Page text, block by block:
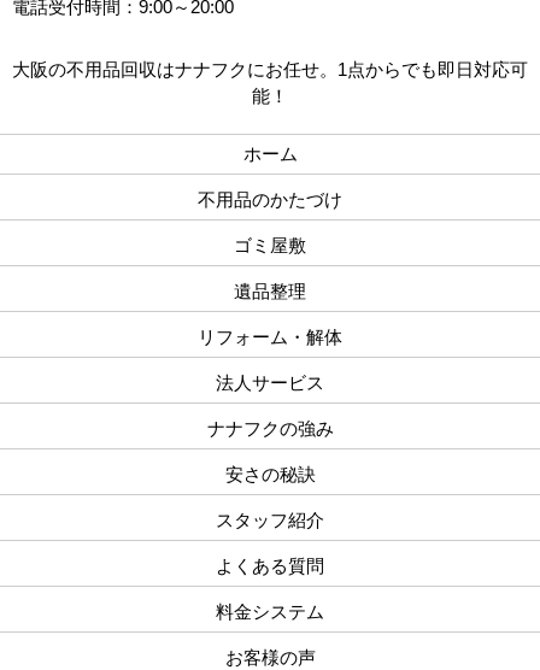
電話受付時間：9:00～20:00
大阪の不用品回収はナナフクにお任せ。1点からでも即日対応可
能！
ホーム
不用品のかたづけ
ゴミ屋敷
遺品整理
リフォーム・解体
法人サービス
ナナフクの強み
安さの秘訣
スタッフ紹介
よくある質問
料金システム
お客様の声